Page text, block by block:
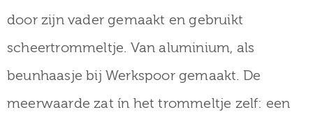
door zijn vader gemaakt en gebruikt
scheertrommeltje. Van aluminium, als
beunhaasje bij Werkspoor gemaakt. De
meerwaarde zat ín het trommeltje zelf: een